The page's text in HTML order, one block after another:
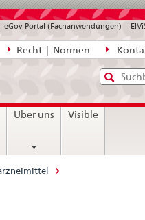
Recht | Normen
eGov-Portal (Fachanwendungen)
Suche
diefür
Über uns Visible